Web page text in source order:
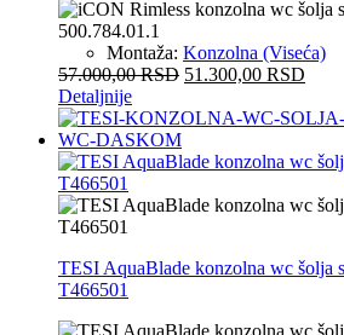
Montaža: Konzolna (Viseća)
57.000,00RSD 51.300,00 RSD
Detaljnije
TESI AquaBlade konzolna wc šolja
T466501